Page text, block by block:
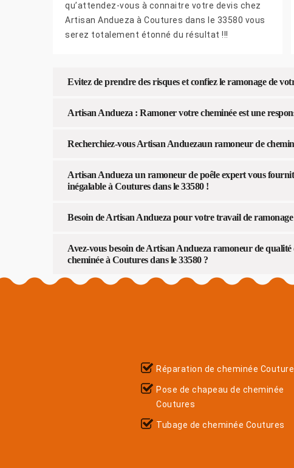
qu’attendez-vous à connaitre votre devis chez
Artisan Andueza à Coutures dans le 33580 vous
serez totalement étonné du résultat !!!
Evitez de prendre des risques et confiez le ramonage de
Artisan Andueza : Ramoner votre cheminée est une
Recherchiez-vous Artisan Anduezaun ramoneur de
Artisan Andueza un ramoneur de poêle expert vous
inégalable à Coutures dans le 33580 !
Besoin de Artisan Andueza pour votre travail de ramonage
Avez-vous besoin de Artisan Andueza ramoneur de
cheminée à Coutures dans le 33580 ?
Réparation de cheminée
Pose de chapeau de cheminée
Coutures
Tubage de cheminée Coutures